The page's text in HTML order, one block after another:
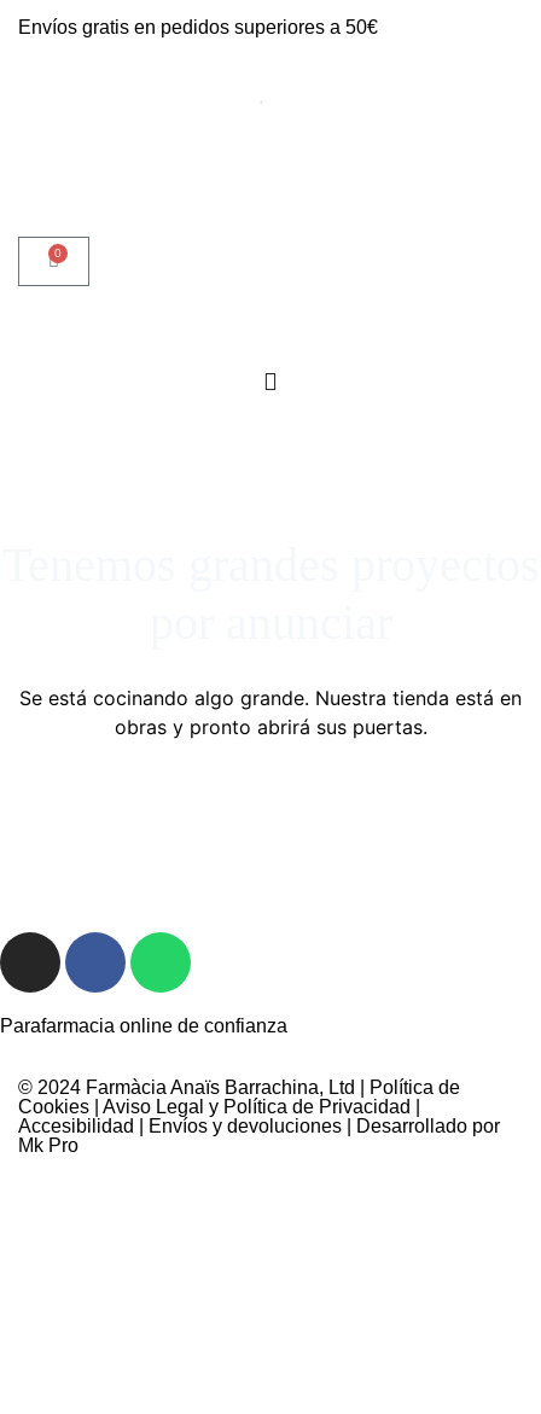
Envíos gratis en pedidos superiores a 50€
0
Se está cocinando algo grande. Nuestra tienda está en
obras y pronto abrirá sus puertas.
Parafarmacia online de confianza
© 2024 Farmàcia Anaïs Barrachina, Ltd |
Política de
Cookies
Aviso Legal y Política de Privacidad
Accesibilidad
Envíos y devoluciones | Desarrollado por
Mk Pro